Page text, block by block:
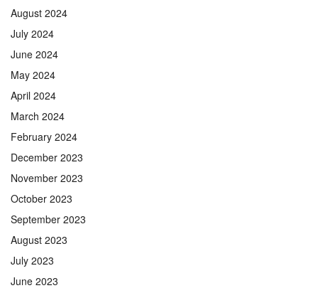
August 2024
July 2024
June 2024
May 2024
April 2024
March 2024
February 2024
December 2023
November 2023
October 2023
September 2023
August 2023
July 2023
June 2023